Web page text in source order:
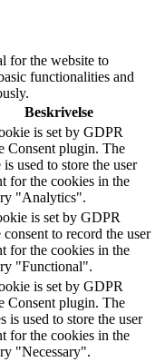
for the website to
functionalities and
Beskrivelse
is set by GDPR
Consent plugin. The
used to store the user
for the cookies in the
"Analytics".
is set by GDPR
to record the user
for the cookies in the
"Functional".
is set by GDPR
Consent plugin. The
is used to store the user
for the cookies in the
"Necessary".